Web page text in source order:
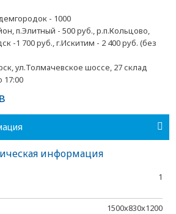
- 1000
п.Элитный - 500 руб., р.п.Кольцово,
-1 700 руб., г.Искитим - 2 400 руб. (без
ул.Толмачевское шоссе, 27 склад
17:00
информация
1
1500х830х1200